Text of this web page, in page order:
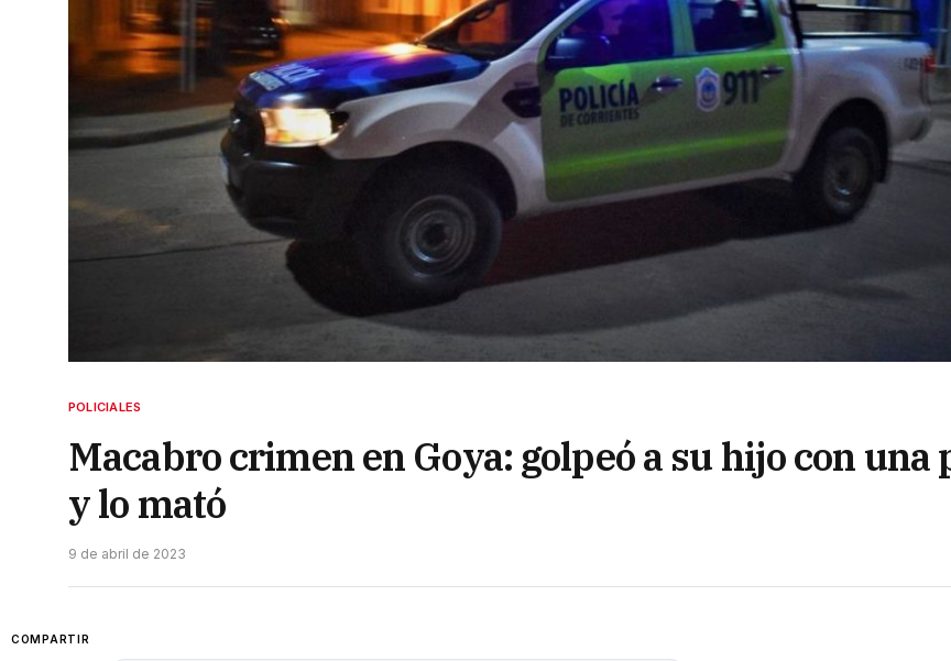
POLICIALES
Macabro crimen en Goya: golpeó a su hijo con una
y lo mató
9 de abril de 2023
COMPARTIR